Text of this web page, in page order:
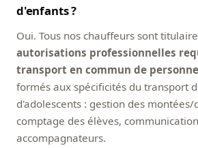
d'enfants ?
Oui. Tous nos chauffeurs sont
autorisations professionnelles
transport en commun de
formés aux spécificités du transport
d'adolescents : gestion des montées/
comptage des élèves,
accompagnateurs.